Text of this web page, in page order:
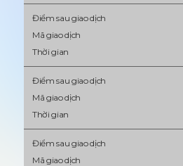
Điểm sau giao dịch
Mã giao dịch
Thời gian
Điểm sau giao dịch
Mã giao dịch
Thời gian
Điểm sau giao dịch
Mã giao dịch